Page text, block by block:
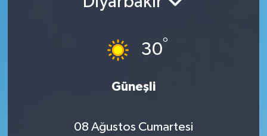
30°
Güneşli
08 Ağustos Cumartesi